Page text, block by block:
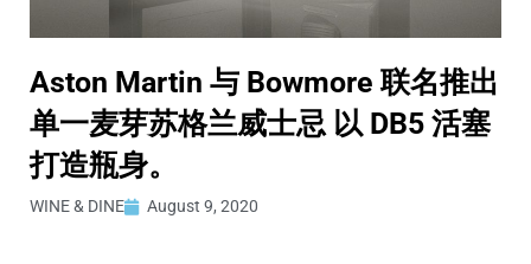
Aston Martin 与 Bowmore 联名推出
单一麦芽苏格兰威士忌 以 DB5 活塞
打造瓶身。
WINE & DINE August 9, 2020